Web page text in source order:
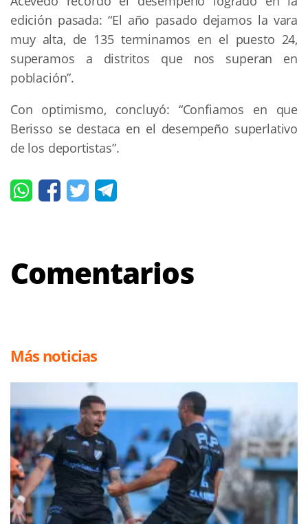
edición pasada: “El año pasado dejamos la vara
muy alta, de 135 terminamos en el puesto 24,
superamos a distritos que nos superan en
población”.
Con optimismo, concluyó: “Confiamos en que
Berisso se destaca en el desempeño superlativo
de los deportistas”.
Comentarios
Más noticias